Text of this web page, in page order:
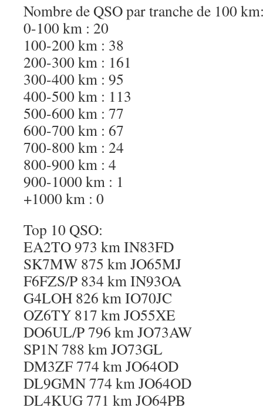
Nombre de QSO par tranche de 100
0-100 km : 20
100-200 km : 38
200-300 km : 161
300-400 km : 95
400-500 km : 113
500-600 km : 77
600-700 km : 67
700-800 km : 24
800-900 km : 4
900-1000 km : 1
+1000 km : 0
Top 10 QSO:
EA2TO 973 km IN83FD
SK7MW 875 km JO65MJ
F6FZS/P 834 km IN93OA
G4LOH 826 km IO70JC
OZ6TY 817 km JO55XE
DO6UL/P 796 km JO73AW
SP1N 788 km JO73GL
DM3ZF 774 km JO64OD
DL9GMN 774 km JO64OD
DL4KUG 771 km JO64PB